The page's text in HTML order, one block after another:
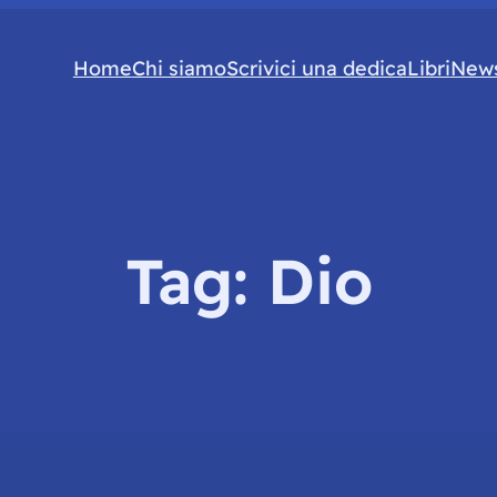
HomeChi siamoScrivici una dedicaLibri
Tag: Dio